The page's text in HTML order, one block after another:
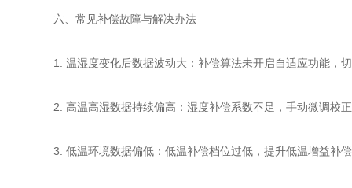
六、常见补偿故障与解决办法
1. 温湿度变化后数据波动大：补偿算法未开启自适应功能，
2. 高温高湿数据持续偏高：湿度补偿系数不足，手动微调校
3. 低温环境数据偏低：低温补偿档位过低，提升低温增益补